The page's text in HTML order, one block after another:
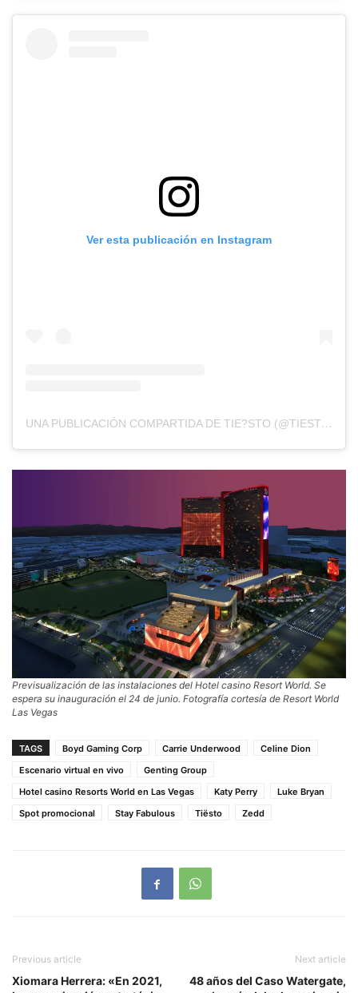
Ver esta publicación en Instagram
UNA PUBLICACIÓN COMPARTIDA DE TIE?STO (@TIESTO)
Previsualización de las instalaciones del Hotel casino Resort World. Se
espera su inauguración el 24 de junio. Fotografía cortesía de Resort World
Las Vegas
TAGS Boyd Gaming Corp Carrie Underwood
Celine Dion
Escenario virtual en vivo
Genting Group
Hotel casino Resorts World en Las Vegas
Katy Perry
Luke Bryan
Spot promocional
Stay Fabulous Tiësto Zedd
Previous article
Xiomara Herrera: «En 2021,
Next article
48 años del Caso Watergate,